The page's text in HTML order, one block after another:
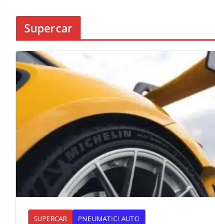
Supercar
SUPERCAR PNEUMATICI AUTO